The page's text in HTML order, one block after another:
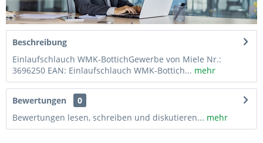
Beschreibung
Einlaufschlauch WMK-BottichGewerbe von Miele Nr.:
3696250 EAN: Einlaufschlauch WMK-Bottich... mehr
Bewertungen
0
Bewertungen lesen, schreiben und diskutieren... mehr